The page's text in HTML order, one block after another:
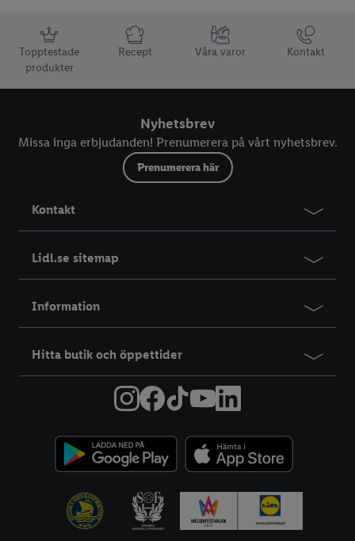
Information
Topptestade
produkter
Recept Våra varor Kontakt
Nyhetsbrev
Missa inga erbjudanden! Prenumerera på vårt nyhetsbrev.
Prenumerera här
Kontakt
Lidl.se sitemap
Information
Hitta butik och öppettider